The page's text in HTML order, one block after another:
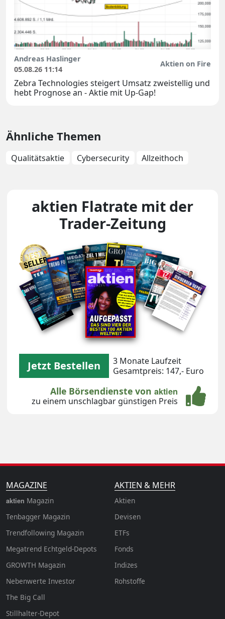
Andreas Haslinger
05.08.26 11:14
Aktien on Fire
Zebra Technologies steigert Umsatz zweistellig und
hebt Prognose an - Aktie mit Up-Gap!
Ähnliche Themen
Qualitätsaktie Cybersecurity Allzeithoch
aktien Flatrate mit der
Trader-Zeitung
Unsere Magazin-Covers
Jetzt Bestellen
3 Monate Laufzeit
Gesamtpreis: 147,- Euro
Alle Börsendienste von aktien
zu einem unschlagbar günstigen Preis
MAGAZINE
aktien Magazin
Tenbagger Magazin
Trendfollowing Magazin
Megatrend Echtgeld-Depots
GROWTH Magazin
Nebenwerte Investor
The Big Call
Stillhalter-Depot
AKTIEN & MEHR
Aktien
Devisen
ETFs
Fonds
Indizes
Rohstoffe